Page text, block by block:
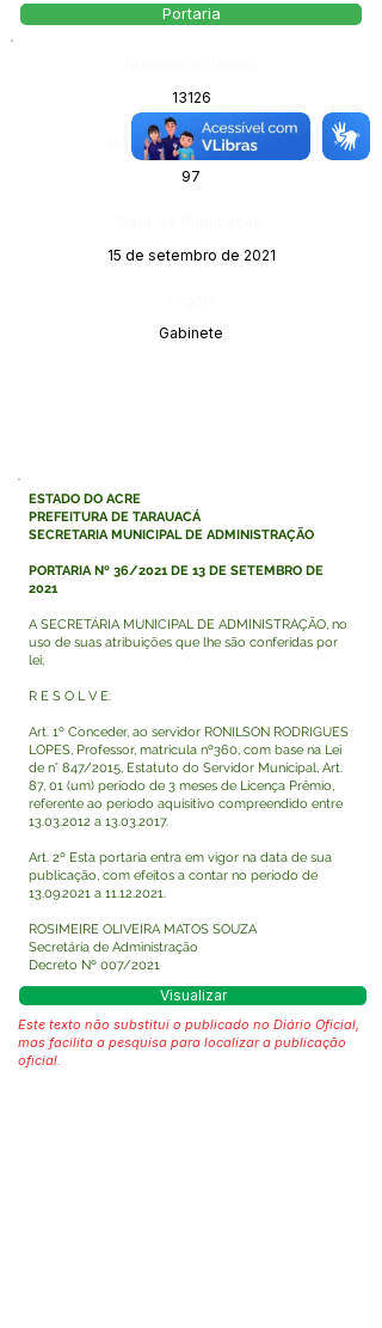
Portaria
13126
Página da Publicação:
97
15 de setembro de 2021
Gabinete
ESTADO DO ACRE
PREFEITURA DE TARAUACÁ
SECRETARIA MUNICIPAL DE ADMINISTRAÇÃO
PORTARIA Nº 36/2021 DE 13 DE SETEMBRO DE
2021
A SECRETÁRIA MUNICIPAL DE ADMINISTRAÇÃO, no
uso de suas atribuições que lhe são conferidas por
lei;
R E S O L V E:
Art. 1º Conceder, ao servidor RONILSON RODRIGUES
LOPES, Professor, matricula nº360, com base na Lei
de n° 847/2015, Estatuto do Servidor Municipal, Art.
87, 01 (um) período de 3 meses de Licença Prêmio,
referente ao período aquisitivo compreendido entre
13.03.2012 a 13.03.2017.
Art. 2º Esta portaria entra em vigor na data de sua
publicação, com efeitos a contar no período de
13.09.2021 a 11.12.2021.
ROSIMEIRE OLIVEIRA MATOS SOUZA
Secretária de Administração
Decreto Nº 007/2021
Visualizar
Este texto não substitui o publicado no Diário Oficial,
mas facilita a pesquisa para localizar a publicação
oficial.